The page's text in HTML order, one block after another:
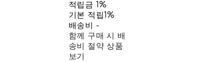
적립금 1%
기본 적립1%
배송비 -
함께 구매 시 배
송비 절약 상품
보기